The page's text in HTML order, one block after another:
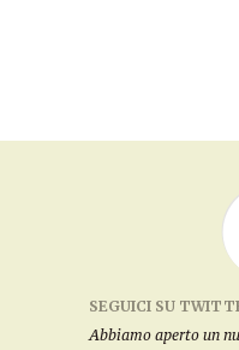
SEGUICI SU
Abbiamo aperto un